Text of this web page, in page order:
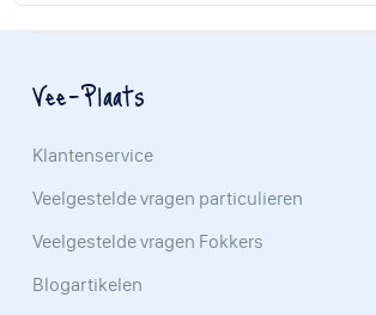
Vee-Plaats
Klantenservice
Veelgestelde vragen particulieren
Veelgestelde vragen Fokkers
Blogartikelen